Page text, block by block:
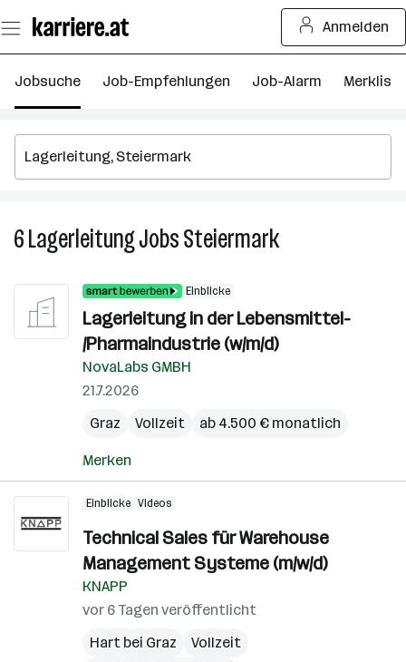
Seiteninhalt
springen
Anmelden
Jobsuche Job-Empfehlungen Job-Alarm Merkliste
6LagerleitungJobsSteiermark6
Steiermark
Einblicke
Lagerleitung in der Lebensmittel-
/Pharmaindustrie (w/m/d)
NovaLabs GMBH
21.7.2026
Graz
Vollzeit ab 4.500 € monatlich
Merken
Einblicke Videos
Technical Sales für Warehouse
Management Systeme (m/w/d)
KNAPP
vor 6 Tagen veröffentlicht
Hart bei Graz
Vollzeit